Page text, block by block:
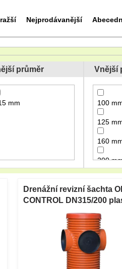
Nejprodávanější
průměr
mm
Vnější
100
125
160
200
Drenážní revizní šachta
CONTROL DN315/200
s lapačem písku 800 mm